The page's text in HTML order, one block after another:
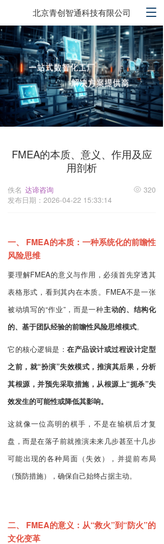
T
g
g
l
e
n
a
v
i
g
a
o
北京青创智通科技有限公司
FMEA的本质、意义、作用及应
用剖析
佚名 达谛咨询
发布日期：2026-04-22 15:33:14
320
一、 FMEA的本质：一种系统化的前瞻性
风险思维
要理解FMEA的意义与作用，必须首先穿透其
表格形式，看到其内在本质。FMEA不是一张
被动填写的“作业”，而是一种主动的、结构化
的、基于团队经验的前瞻性风险思维模式。
它的核心逻辑是：在产品设计或过程设计定型
之前，就“扮演”失效模式，推演其后果，分析
其根源，并预先采取措施，从根源上“扼杀”失
效发生的可能性或降低其影响。
这就像一位高明的棋手，不是在输棋后才复
盘，而是在落子前就推演未来几步甚至十几步
可能出现的各种局面（失效），并提前布局
（预防措施），确保自己始终占据主动。
二、 FMEA的意义：从“救火”到“防火”的
文化变革